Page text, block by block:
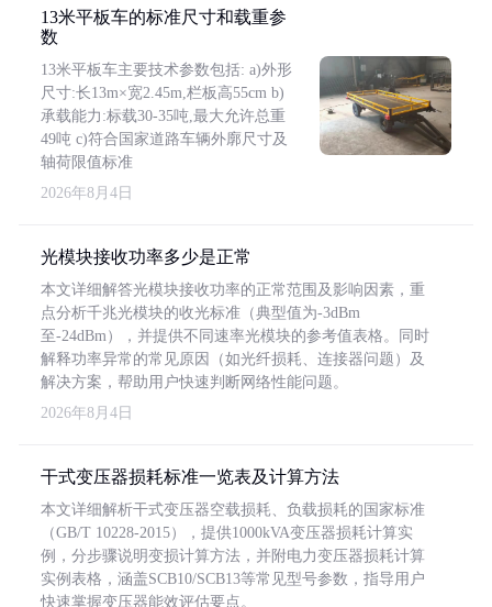
13米平板车的标准尺寸和载重参
数
13米平板车主要技术参数包括: a)外形
尺寸:长13m×宽2.45m,栏板高55cm b)
承载能力:标载30-35吨,最大允许总重
49吨 c)符合国家道路车辆外廓尺寸及
轴荷限值标准
2026年8月4日
光模块接收功率多少是正常
本文详细解答光模块接收功率的正常范围及影响因素，重
点分析千兆光模块的收光标准（典型值为-3dBm
至-24dBm），并提供不同速率光模块的参考值表格。同时
解释功率异常的常见原因（如光纤损耗、连接器问题）及
解决方案，帮助用户快速判断网络性能问题。
2026年8月4日
干式变压器损耗标准一览表及计算方法
本文详细解析干式变压器空载损耗、负载损耗的国家标准
（GB/T 10228-2015），提供1000kVA变压器损耗计算实
例，分步骤说明变损计算方法，并附电力变压器损耗计算
实例表格，涵盖SCB10/SCB13等常见型号参数，指导用户
快速掌握变压器能效评估要点。